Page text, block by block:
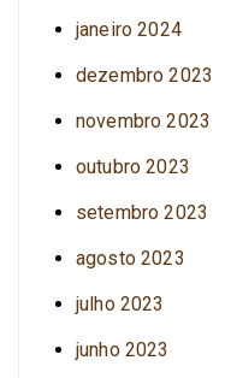
janeiro 2024
dezembro 2023
novembro 2023
outubro 2023
setembro 2023
agosto 2023
julho 2023
junho 2023